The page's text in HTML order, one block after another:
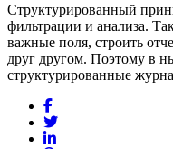
Структурированный
фильтрации и анализа.
важные поля, строить
друг другом. Поэтому в
структурированные